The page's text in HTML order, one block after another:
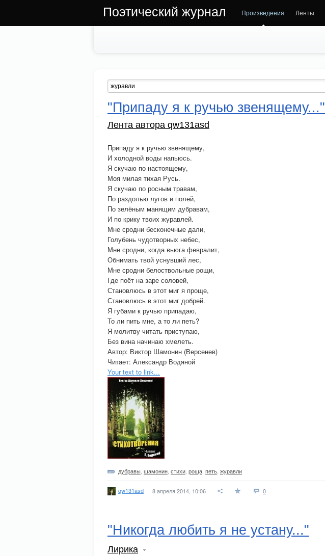
Поэтический журнал Произведения Ленты
"Припаду я к ручью звенящему..."
Лента автора qw131asd
Припаду я к ручью звенящему,
И холодной воды напьюсь.
Я скучаю по настоящему,
Моя милая тихая Русь.
Я скучаю по росным травам,
По раздолью лугов и полей,
По зелёным манящим дубравам,
И по крику твоих журавлей.
Мне сродни бесконечные дали,
Голубень чудотворных небес,
Мне сродни, когда вьюга февралит,
Обнимать твой уснувший лес,
Мне сродни белоствольные рощи,
Где поёт на заре соловей,
Становлюсь в этот миг я проще,
Становлюсь в этот миг добрей.
Я губами к ручью припадаю,
То ли пить мне, а то ли петь?
Я молитву читать приступаю,
Без вина начинаю хмелеть.
Автор: Виктор Шамонин (Версенев)
Читает: Александр Водяной
Your text to link...
дубравы шамонин стихи роща петь журавли
qw131asd 8 апреля 2014, 10:06 0
"Никогда любить я не устану..."
Лирика